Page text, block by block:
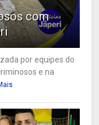
com
por equipes do
e na